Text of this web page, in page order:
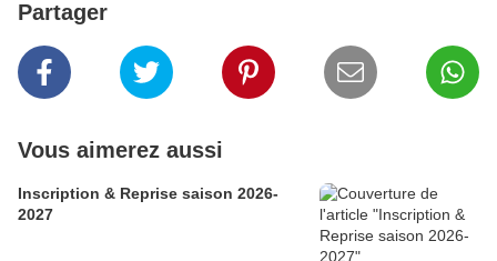
Partager
Vous aimerez aussi
Inscription & Reprise saison 2026-
2027